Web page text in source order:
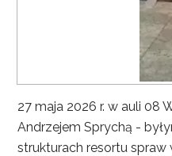
27 maja 2026 r. w auli 08
Andrzejem Sprychą -
strukturach resortu spraw